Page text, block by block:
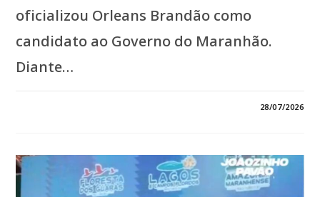
oficializou Orleans Brandão como
candidato ao Governo do Maranhão.
Diante…
BANDEIRA
DA
MOBILIZAÇÃO
E
CONVOCA
28/07/2026